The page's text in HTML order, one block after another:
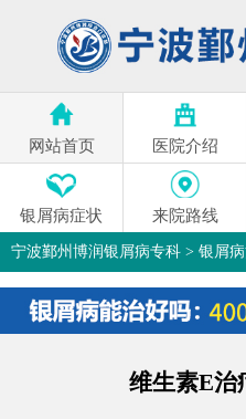
网站首页 医院介绍
银屑病症状 来院路线
宁波鄞州博润银屑病专科 > 银屑
维生素E治